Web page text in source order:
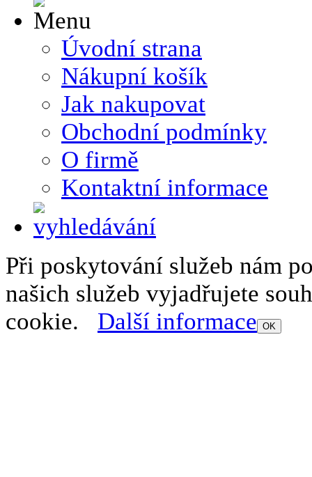
Úvodní strana
Nákupní košík
Jak nakupovat
Obchodní podmínky
O firmě
Kontaktní informace
Při poskytování služeb nám
našich služeb vyjadřujete
cookie. Další informace